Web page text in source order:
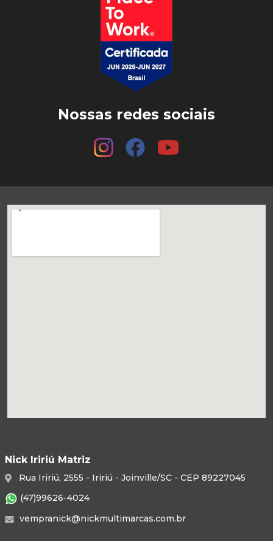
Nossas redes sociais
Nick Iririú Matriz
Rua Iririú, 2555 - Iririú - Joinville/SC - CEP 89227045
(47)99626-4024
vempranick@nickmultimarcas.com.br